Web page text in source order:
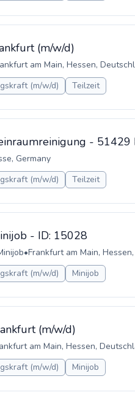
(m/w/d)
am Main, Hessen,
(m/w/d) Teilzeit
- 51429
Germany
(m/w/d) Teilzeit
- ID: 15028
•Frankfurt am Main, Hessen,
(m/w/d) Minijob
(m/w/d)
am Main, Hessen,
(m/w/d) Minijob